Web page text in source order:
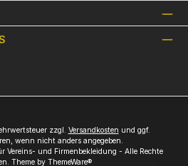
zzgl. Versandkosten und ggf.
wenn nicht anders angegeben.
und Firmenbekleidung - Alle Rechte
Theme by ThemeWare®